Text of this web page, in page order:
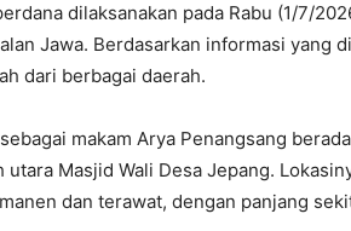
dilaksanakan pada Rabu (1/7/
Jawa. Berdasarkan informasi yang
dari berbagai daerah.
makam Arya Penangsang
Masjid Wali Desa Jepang.
dan terawat, dengan panjang